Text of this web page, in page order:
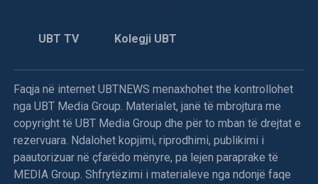
UBT TV Kolegji UBT
Faqja në internet UBTNEWS menaxhohet the kontrollohet
nga UBT Media Group. Materialet, janë të mbrojtura me
copyright të UBT Media Group dhe për to mban të drejtat e
rezervuara. Ndalohet kopjimi, riprodhimi, publikimi i
paautorizuar në çfarëdo mënyre, pa lejen paraprake të
MEDIA Group. Shfrytëzimi i materialeve nga ndonjë faqe